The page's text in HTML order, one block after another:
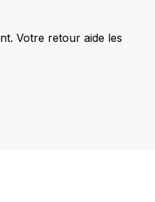
Votre retour aide les